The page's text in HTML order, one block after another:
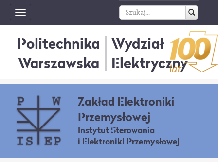
Toggle
navigation
Politechnika
Warszawska
Wydział
Elektryczny
Zakład Elektroniki
Przemysłowej
Instytut Sterowania
i Elektroniki Przemysłowej